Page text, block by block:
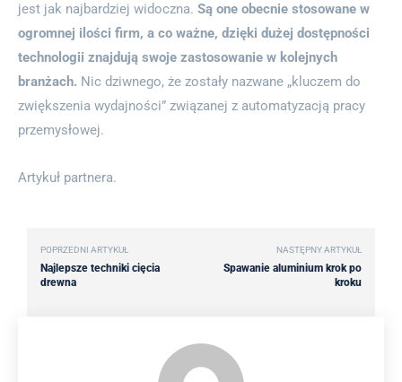
jest jak najbardziej widoczna. Są one obecnie stosowane w
ogromnej ilości firm, a co ważne, dzięki dużej dostępności
technologii znajdują swoje zastosowanie w kolejnych
branżach. Nic dziwnego, że zostały nazwane „kluczem do
zwiększenia wydajności” związanej z automatyzacją pracy
przemysłowej.
Artykuł partnera.
POPRZEDNI ARTYKUŁ
Najlepsze techniki cięcia
drewna
NASTĘPNY ARTYKUŁ
Spawanie aluminium krok po
kroku